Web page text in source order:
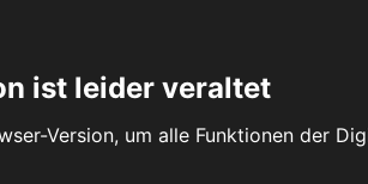
ist leider veraltet
Version, um alle Funktionen der